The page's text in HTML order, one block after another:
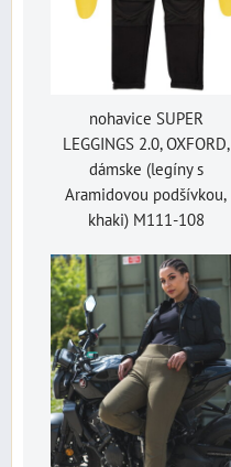
nohavice SUPER
LEGGINGS 2.0, OXFORD,
dámske (legíny s
Aramidovou podšívkou,
khaki) M111-108